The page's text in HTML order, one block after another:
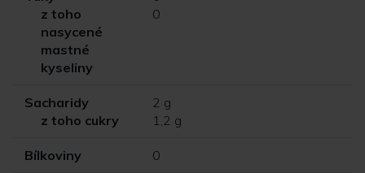
z toho
nasycené
mastné
kyseliny
0
Sacharidy
z toho cukry
2 g
1,2 g
Bílkoviny 0